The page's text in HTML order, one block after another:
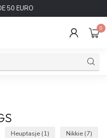
50 EURO
0
Heuptasje (1) Nikkie (7)